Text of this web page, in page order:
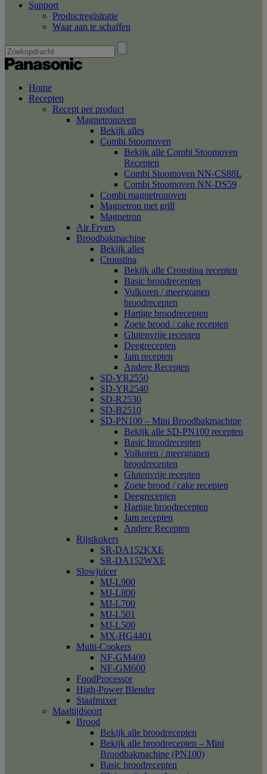
Support
Productregistratie
Waar aan te schaffen
Home
Recepten
Recept per product
Magnetronoven
Bekijk alles
Combi Stoomoven
Bekijk alle Combi Stoomoven
Recepten
Combi Stoomoven NN-CS88L
Combi Stoomoven NN-DS59
Combi magnetronoven
Magnetron met grill
Magnetron
Air Fryers
Broodbakmachine
Bekijk alles
Croustina
Bekijk alle Croustina recepten
Basic broodrecepten
Volkoren / meergranen
broodrecepten
Hartige broodrecepten
Zoete brood / cake recepten
Glutenvrije recepten
Deegrecepten
Jam recepten
Andere Recepten
SD-YR2550
SD-YR2540
SD-R2530
SD-B2510
SD-PN100 – Mini Broodbakmachine
Bekijk alle SD-PN100 recepten
Basic broodrecepten
Volkoren / meergranen
broodrecepten
Glutenvrije recepten
Zoete brood / cake recepten
Deegrecepten
Hartige broodrecepten
Jam recepten
Andere Recepten
Rijstkokers
SR-DA152KXE
SR-DA152WXE
Slowjuicer
MJ-L900
MJ-L800
MJ-L700
MJ-L501
MJ-L500
MX-HG4401
Multi-Cookers
NF-GM400
NF-GM600
FoodProcessor
High-Power Blender
Staafmixer
Maaltijdsoort
Brood
Bekijk alle broodrecepten
Bekijk alle broodrecepten – Mini
Broodbakmachine (PN100)
Basic broodrecepten